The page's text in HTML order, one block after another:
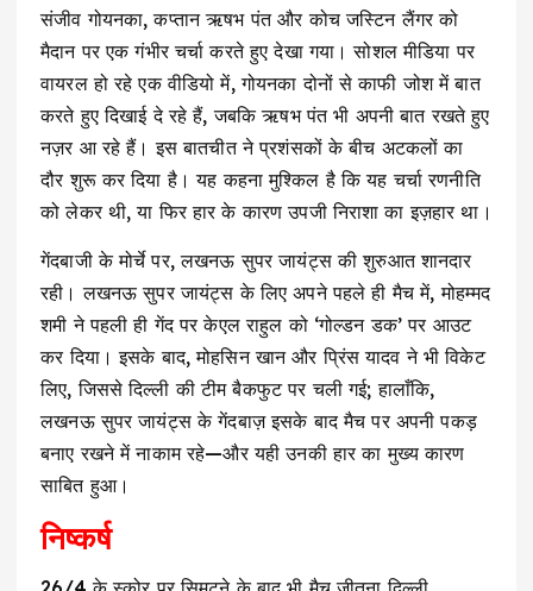
संजीव गोयनका, कप्तान ऋषभ पंत और कोच जस्टिन लैंगर को
मैदान पर एक गंभीर चर्चा करते हुए देखा गया। सोशल मीडिया पर
वायरल हो रहे एक वीडियो में, गोयनका दोनों से काफी जोश में बात
करते हुए दिखाई दे रहे हैं, जबकि ऋषभ पंत भी अपनी बात रखते हुए
नज़र आ रहे हैं। इस बातचीत ने प्रशंसकों के बीच अटकलों का
दौर शुरू कर दिया है। यह कहना मुश्किल है कि यह चर्चा रणनीति
को लेकर थी, या फिर हार के कारण उपजी निराशा का इज़हार था।
गेंदबाजी के मोर्चे पर, लखनऊ सुपर जायंट्स की शुरुआत शानदार
रही। लखनऊ सुपर जायंट्स के लिए अपने पहले ही मैच में, मोहम्मद
शमी ने पहली ही गेंद पर केएल राहुल को ‘गोल्डन डक’ पर आउट
कर दिया। इसके बाद, मोहसिन खान और प्रिंस यादव ने भी विकेट
लिए, जिससे दिल्ली की टीम बैकफुट पर चली गई; हालाँकि,
लखनऊ सुपर जायंट्स के गेंदबाज़ इसके बाद मैच पर अपनी पकड़
बनाए रखने में नाकाम रहे—और यही उनकी हार का मुख्य कारण
साबित हुआ।
निष्कर्ष